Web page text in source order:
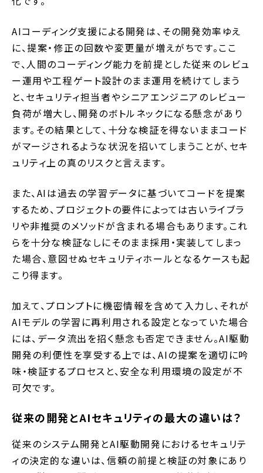
AIコーディング支援による開発は、その開発効率ゆえ
に、提案・修正の回数や変更量が増えがちです。ここ
で、人間のコーディング能力を前提とした従来のレビュ
ー運用や工程ゲート設計のまま運用を続けてしまう
と、セキュリティ担当者やシニアエンジニアのレビュー
負荷が増大し、開発のボトルネックになる懸念があり
ます。その結果として、十分な検証を得ないままコード
がマージされるような状況を招いてしまうことが、セキ
ュリティ上の真のリスクと言えます。
また、AIは過去の学習データに基づいてコードを提案
するため、プロジェクトの要件によっては古いライブラ
リや非推奨のメソッドが含まれる場合もあります。これ
らを十分な検証なしにそのまま採用・実装してしまっ
た場合、意図せぬセキュリティホールとなるケースも起
こり得ます。
加えて、プロンプトに機密情報を含めて入力し、それが
AIモデルの学習に再利用される設定となっていた場合
には、データ流出を招く懸念も否定できません。AI駆動
開発の利便性を享受する上では、AIの提案を適切に吟
味・検証するプロセスと、安全な利用環境の設定が不
可欠です。
従来の開発とAIセキュリティの最大の違いは？
従来のシステム開発とAI駆動開発におけるセキュリテ
ィの決定的な違いは、信頼の前提と検証の対象にあり